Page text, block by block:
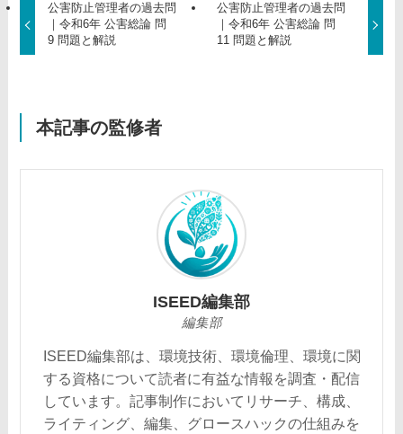
公害防止管理者の過去問
｜令和6年 公害総論 問
9 問題と解説
公害防止管理者の過去問
｜令和6年 公害総論 問
11 問題と解説
本記事の監修者
ISEED編集部
編集部
ISEED編集部は、環境技術、環境倫理、環境に関
する資格について読者に有益な情報を調査・配信
しています。記事制作においてリサーチ、構成、
ライティング、編集、グロースハックの仕組みを